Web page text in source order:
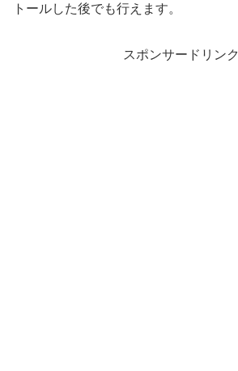
トールした後でも行えます。
スポンサードリンク